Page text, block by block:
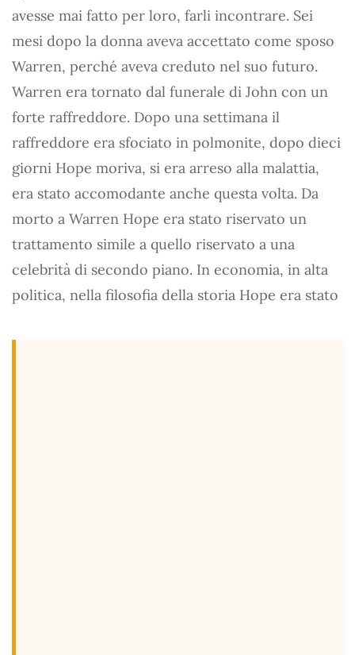
avesse mai fatto per loro, farli incontrare. Sei
mesi dopo la donna aveva accettato come sposo
Warren, perché aveva creduto nel suo futuro.
Warren era tornato dal funerale di John con un
forte raffreddore. Dopo una settimana il
raffreddore era sfociato in polmonite, dopo dieci
giorni Hope moriva, si era arreso alla malattia,
era stato accomodante anche questa volta. Da
morto a Warren Hope era stato riservato un
trattamento simile a quello riservato a una
celebrità di secondo piano. In economia, in alta
politica, nella filosofia della storia Hope era stato